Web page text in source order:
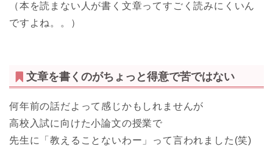
（本を読まない人が書く文章ってすごく読みにくいん
ですよね。。）
文章を書くのがちょっと得意で苦ではない
何年前の話だよって感じかもしれませんが
高校入試に向けた小論文の授業で
先生に「教えることないわー」って言われました(笑)